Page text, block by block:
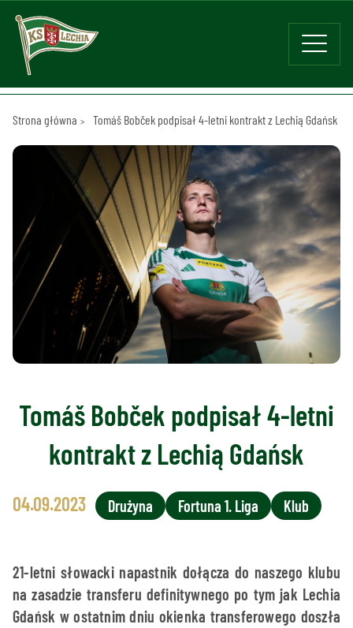
Strona główna Tomáš Bobček podpisał 4-letni kontrakt z Lechią Gdańsk
Tomáš Bobček podpisał 4-letni
kontrakt z Lechią Gdańsk
04.09.2023 Drużyna Fortuna 1. Liga Klub
21-letni słowacki napastnik dołącza do naszego klubu
na zasadzie transferu definitywnego po tym jak Lechia
Gdańsk w ostatnim dniu okienka transferowego doszła